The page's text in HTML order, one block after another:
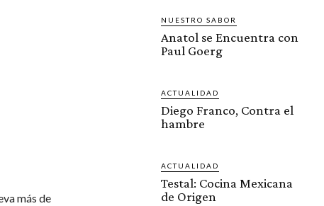
más de
NUESTRO SABOR
Anatol se Encuentra con
Paul Goerg
ACTUALIDAD
Diego Franco, Contra el
hambre
ACTUALIDAD
Testal: Cocina Mexicana
de Origen